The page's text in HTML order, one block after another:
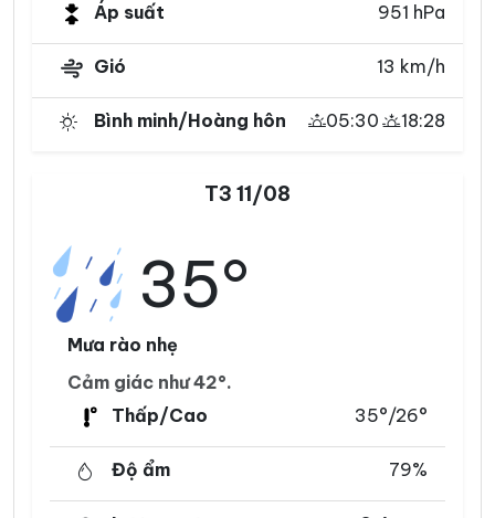
Áp suất 951 hPa
Gió 13 km/h
Bình minh/Hoàng hôn 05:30 18:28
T3 11/08
35°
Mưa rào nhẹ
Cảm giác như 42°.
Thấp/Cao
35°/26°
Độ ẩm 79%